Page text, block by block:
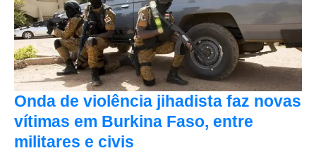
Onda de violência jihadista faz novas
vítimas em Burkina Faso, entre
militares e civis